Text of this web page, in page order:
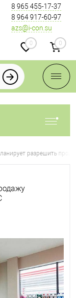
8 965 455-17-37
8 964 917-60-97
azs@i-con.su
0 0
разрешить